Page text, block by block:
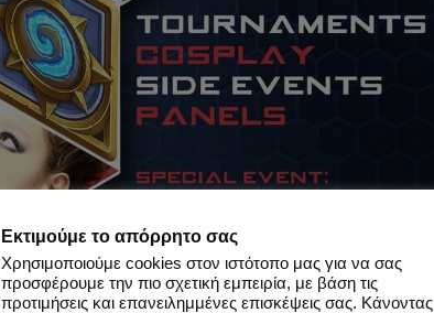
Εκτιμούμε το απόρρητο σας
Χρησιμοποιούμε cookies στον ιστότοπο μας για να σας
προσφέρουμε την πιο σχετική εμπειρία, με βάση τις
προτιμήσεις και επανειλημμένες επισκέψεις σας. Κάνοντας